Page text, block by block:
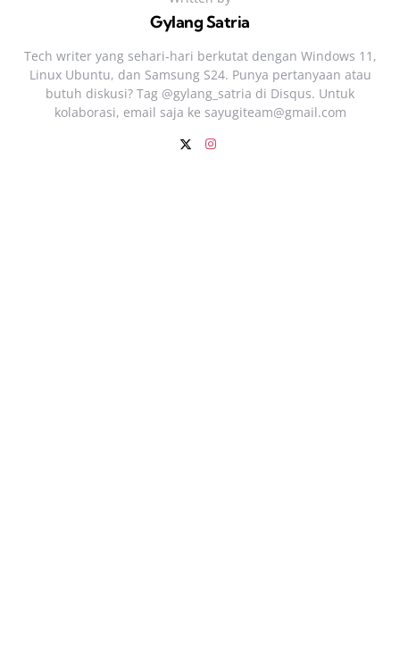
Gylang Satria
Tech writer yang sehari‑hari berkutat dengan Windows 11,
Linux Ubuntu, dan Samsung S24. Punya pertanyaan atau
butuh diskusi? Tag @gylang_satria di Disqus. Untuk
kolaborasi, email saja ke sayugiteam@gmail.com